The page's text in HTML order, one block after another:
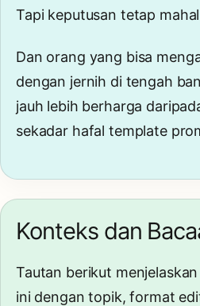
Tapi keputusan tetap
Dan orang yang bisa
dengan jernih di tengah
jauh lebih berharga
sekadar hafal template
Konteks dan
Tautan berikut
ini dengan topik, format